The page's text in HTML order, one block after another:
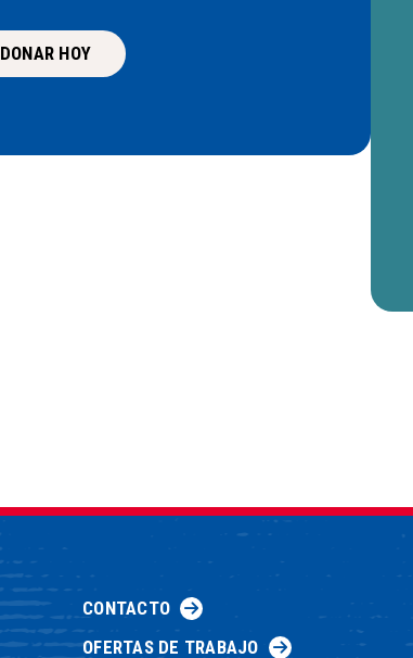
DONAR HOY
CONTACTO
OFERTAS DE TRABAJO